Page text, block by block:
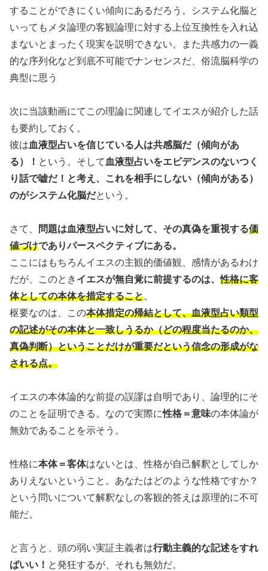
することができにくい傾向にあるだろう 。
システム化脳と
いってもメタ論理の客観論理に対する上位互換性を入れ込
まないとまったく現実を説明できない。また共感力の一義
的な序列化など到底不可能でナンセンスだ、俗流脳科学の
典型に思う
次に当該動画にてこの理論に関連してイエスが紹介した話
も要約しておく。
彼は血液型占いを信じている人は共感脳だ（傾向があ
る）！ という。そして 血液型占いをエビデンスのないつく
り話で嘘だ！と考え、これを相手にしない（傾向がある）
のがシステム化脳だという。
さて、 問題は血液型占いに対して、その真偽を重視する価
値づけでありパースペクティブにある。
ここにはもちろんイエスの主観的価値観、感情があるわけ
だが、このとき イエスが無自覚に前提するのは、性格に客
体としての本体を措定すること。
枢要なのは、この本体措定の帰結として、血液型占い類型
の記述がその本体と一致しうるか（どの程度当たるのか、
真偽判断）ということだけが重要だという信念の形成がな
される点。
イエスの本体論的な前提の誤謬は自明であり、論理的にそ
のことを証明できる。なので実際に性格＝意味の本体論が
無効であることを示そう。
性格に本体＝客体はないとは、性格が自己解釈としてしか
ありえないということ。あなたはどのような性格ですか？
という問いについて解釈なしの客観的答えは原理的に不可
能だ。
と言うと、頭の弱い実証主義者は行動主義的な記述をすれ
ばいい！ と発狂するが、それも無効だ。